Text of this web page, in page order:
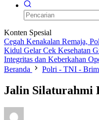
Konten Spesial
Cegah Kenakalan Remaja,
Kidul Gelar Cek Kesehatan
Integritas dan Keberkahan
Beranda
Polri - TNI -
Jalin Silaturahmi